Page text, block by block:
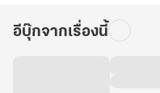
อีบุ๊กจากเรื่องนี้